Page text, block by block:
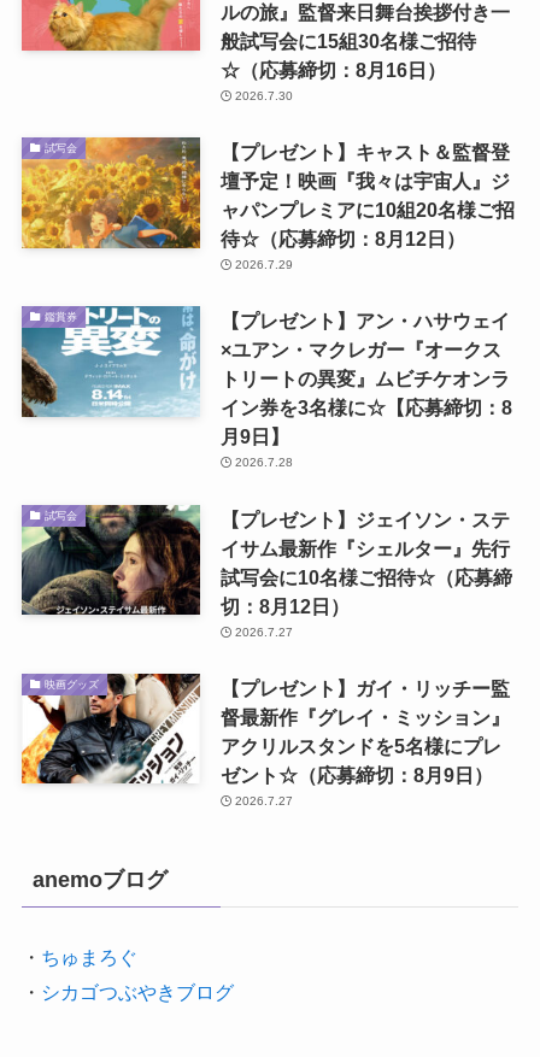
ルの旅』監督来日舞台挨拶付き一
般試写会に15組30名様ご招待
☆（応募締切：8月16日）
2026.7.30
試写会
【プレゼント】キャスト＆監督登
壇予定！映画『我々は宇宙人』ジ
ャパンプレミアに10組20名様ご招
待☆（応募締切：8月12日）
2026.7.29
鑑賞券
【プレゼント】アン・ハサウェイ
×ユアン・マクレガー『オークス
トリートの異変』ムビチケオンラ
イン券を3名様に☆【応募締切：8
月9日】
2026.7.28
試写会
【プレゼント】ジェイソン・ステ
イサム最新作『シェルター』先行
試写会に10名様ご招待☆（応募締
切：8月12日）
2026.7.27
映画グッズ
【プレゼント】ガイ・リッチー監
督最新作『グレイ・ミッション』
アクリルスタンドを5名様にプレ
ゼント☆（応募締切：8月9日）
2026.7.27
anemoブログ
・ ちゅまろぐ
・ シカゴつぶやきブログ